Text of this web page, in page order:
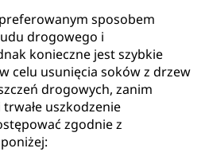
sposobem
drogowego i
konieczne jest szybkie
celu usunięcia soków z drzew
drogowych, zanim
uszkodzenie
zgodnie z